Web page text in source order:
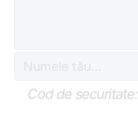
Cod de securitate: